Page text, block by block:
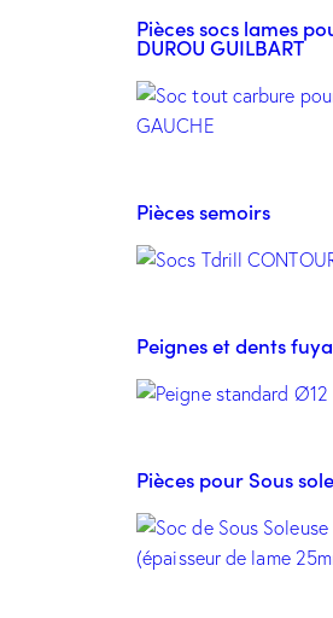
Pièces socs lames
DUROU GUILBART
Pièces semoirs
Peignes et dents
Pièces pour Sous